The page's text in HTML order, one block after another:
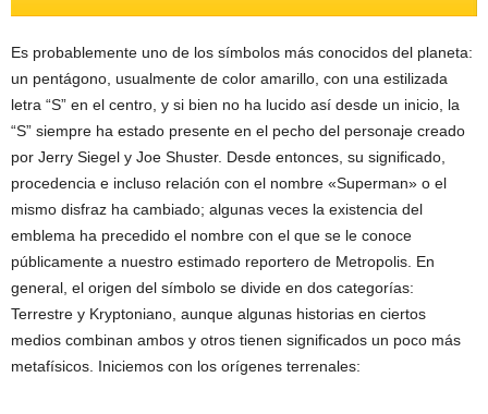
Es probablemente uno de los símbolos más conocidos del planeta:
un pentágono, usualmente de color amarillo, con una estilizada
letra “S” en el centro, y si bien no ha lucido así desde un inicio, la
“S” siempre ha estado presente en el pecho del personaje creado
por Jerry Siegel y Joe Shuster. Desde entonces, su significado,
procedencia e incluso relación con el nombre «Superman» o el
mismo disfraz ha cambiado; algunas veces la existencia del
emblema ha precedido el nombre con el que se le conoce
públicamente a nuestro estimado reportero de Metropolis. En
general, el origen del símbolo se divide en dos categorías:
Terrestre y Kryptoniano, aunque algunas historias en ciertos
medios combinan ambos y otros tienen significados un poco más
metafísicos. Iniciemos con los orígenes terrenales: